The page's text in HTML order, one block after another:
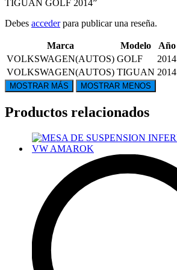
TIGUAN GOLF 2014”
Debes accederpara publicar una reseña.
Marca Modelo
Año
VOLKSWAGEN(AUTOS) GOLF
2014
VOLKSWAGEN(AUTOS) TIGUAN 2014
Productos relacionados